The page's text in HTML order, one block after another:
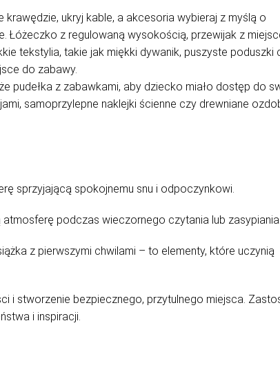
ukryj kable, a akcesoria wybieraj z myślą o
Łóżeczko z regulowaną wysokością, przewijak z
tekstylia, takie jak miękki dywanik, puszyste poduszki
do zabawy.
pudełka z zabawkami, aby dziecko miało dostęp do
samoprzylepne naklejki ścienne czy drewniane
sprzyjającą spokojnemu snu i odpoczynkowi.
podczas wieczornego czytania lub zasypiania.
z pierwszymi chwilami – to elementy, które uczynią
i stworzenie bezpiecznego, przytulnego miejsca.
i inspiracji.